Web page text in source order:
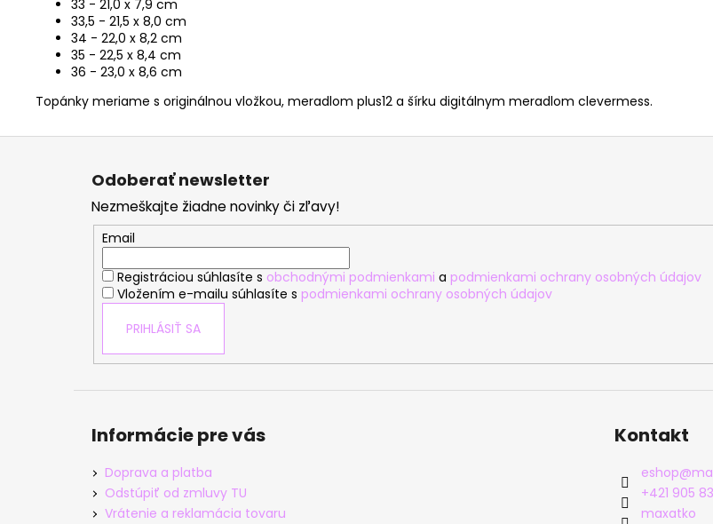
33 - 21,0 x 7,9 cm
33,5 - 21,5 x 8,0 cm
34 - 22,0 x 8,2 cm
35 - 22,5 x 8,4 cm
36 - 23,0 x 8,6 cm
Topánky meriame s originálnou vložkou, meradlom plus12 a šírku digitálnym meradlom clevermess.
Z
Odoberať newsletter
Nezmeškajte žiadne novinky či zľavy!
Email
Registráciou súhlasíte s obchodnými podmienkami a podmienkami ochrany osobných údajov
Vložením e-mailu súhlasíte s podmienkami ochrany osobných údajov
PRIHLÁSIŤ SA
Informácie pre vás
Doprava a platba
Odstúpiť od zmluvy TU
Vrátenie a reklamácia tovaru
Kontakt
eshop@
+421 905
maxatko